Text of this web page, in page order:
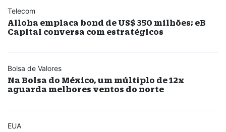
Telecom
Alloha emplaca bond de US$ 350 milhões; eB
Capital conversa com estratégicos
Bolsa de Valores
Na Bolsa do México, um múltiplo de 12x
aguarda melhores ventos do norte
EUA